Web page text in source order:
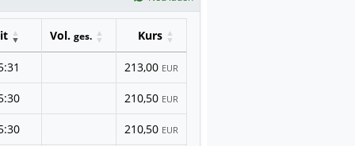
Vol. ges. Kurs
213,00 EUR
210,50 EUR
210,50 EUR